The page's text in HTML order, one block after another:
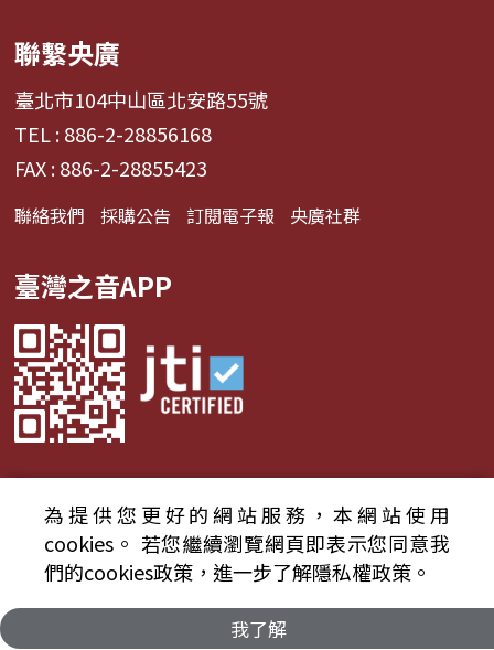
聯繫央廣
臺北市104中山區北安路55號
TEL : 886-2-28856168
FAX : 886-2-28855423
聯絡我們 採購公告 訂閱電子報 央廣社群
臺灣之音APP
© 2024財團法人中央廣播電臺 版權所有
資通安全政策聲明
服務條款 隱私權條款
為提供您更好的網站服務，本網站使用
cookies。 若您繼續瀏覽網頁即表示您同意我
們的cookies政策，進一步了解隱私權政策。
我了解